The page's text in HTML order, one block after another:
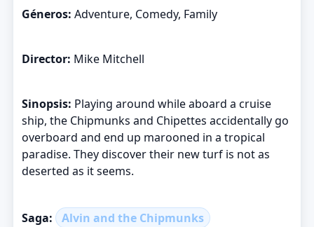
Géneros: Adventure, Comedy, Family
Director: Mike Mitchell
Sinopsis: Playing around while aboard a cruise
ship, the Chipmunks and Chipettes accidentally go
overboard and end up marooned in a tropical
paradise. They discover their new turf is not as
deserted as it seems.
Saga: Alvin and the Chipmunks